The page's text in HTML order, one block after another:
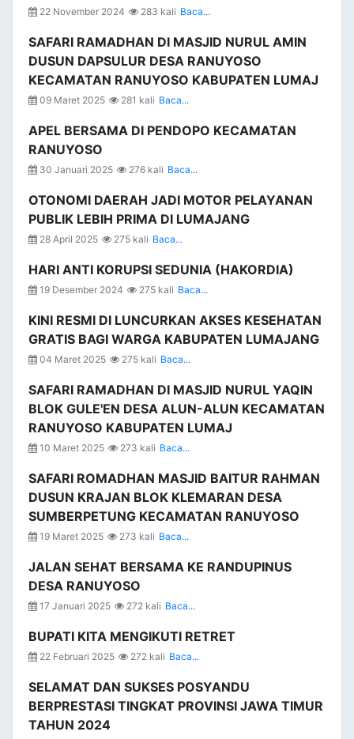
22 November 2024 283 kali Baca...
SAFARI RAMADHAN DI MASJID NURUL AMIN
DUSUN DAPSULUR DESA RANUYOSO
KECAMATAN RANUYOSO KABUPATEN LUMAJ
09 Maret 2025 281 kali Baca...
APEL BERSAMA DI PENDOPO KECAMATAN
RANUYOSO
30 Januari 2025 276 kali Baca...
OTONOMI DAERAH JADI MOTOR PELAYANAN
PUBLIK LEBIH PRIMA DI LUMAJANG
28 April 2025 275 kali Baca...
HARI ANTI KORUPSI SEDUNIA (HAKORDIA)
19 Desember 2024 275 kali Baca...
KINI RESMI DI LUNCURKAN AKSES KESEHATAN
GRATIS BAGI WARGA KABUPATEN LUMAJANG
04 Maret 2025 275 kali Baca...
SAFARI RAMADHAN DI MASJID NURUL YAQIN
BLOK GULE'EN DESA ALUN-ALUN KECAMATAN
RANUYOSO KABUPATEN LUMAJ
10 Maret 2025 273 kali Baca...
SAFARI ROMADHAN MASJID BAITUR RAHMAN
DUSUN KRAJAN BLOK KLEMARAN DESA
SUMBERPETUNG KECAMATAN RANUYOSO
19 Maret 2025 273 kali Baca...
JALAN SEHAT BERSAMA KE RANDUPINUS
DESA RANUYOSO
17 Januari 2025 272 kali Baca...
BUPATI KITA MENGIKUTI RETRET
22 Februari 2025 272 kali Baca...
SELAMAT DAN SUKSES POSYANDU
BERPRESTASI TINGKAT PROVINSI JAWA TIMUR
TAHUN 2024